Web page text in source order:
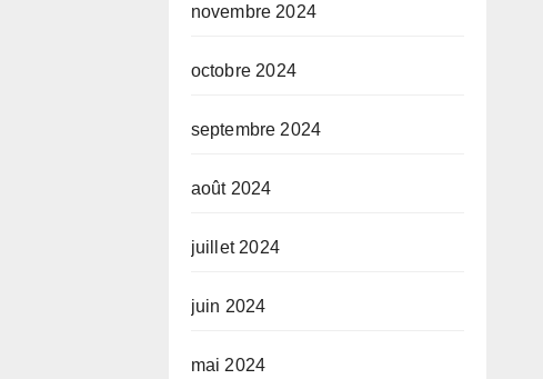
novembre 2024
octobre 2024
septembre 2024
août 2024
juillet 2024
juin 2024
mai 2024